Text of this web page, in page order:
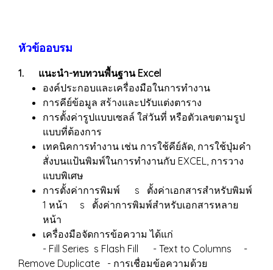
หัวข้ออบรม
1. แนะนำ-ทบทวนพื้นฐาน Excel
องค์ประกอบและเครื่องมือในการทำงาน
การคีย์ข้อมูล สร้างและปรับแต่งตาราง
การตั้งค่ารูปแบบเซลล์ ใส่วันที่ หรือตัวเลขตามรูป
แบบที่ต้องการ
เทคนิคการทำงาน เช่น การใช้คีย์ลัด, การใช้ปุ่มคำ
สั่งบนแป้นพิมพ์ในการทำงานกับ EXCEL, การวาง
แบบพิเศษ
การตั้งค่าการพิมพ์ s ตั้งค่าเอกสารสำหรับพิมพ์
1 หน้า s ตั้งค่าการพิมพ์สำหรับเอกสารหลาย
หน้า
เครื่องมือจัดการข้อความ ได้แก่
- Fill Series s Flash Fill - Text to Columns -
Remove Duplicate - การเชื่อมข้อความด้วย